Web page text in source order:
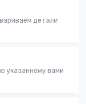
детали
указанному вами